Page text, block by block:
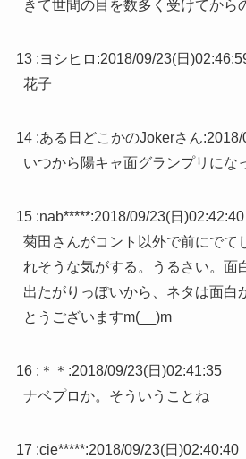
きて世間の目を数多く受けてから
13 :ヨシヒロ :2018/09/23(日
花子
14 :ある日どこかのJokerさん:2018/
いつから陽キャ面グランプリにな
15 :nab*****:2018/09/23(日)02:42:40
菊田さんがコント以外で前にでて
れそうな気がする。うるさい。面
出たがりっぽいから、ネタは面白
とうございますm(__)m
16 : ＊＊ :2018/09/23(日)02:41:35
ナベプロか。そういうことね
17 :cie*****:2018/09/23(日)02:40:40